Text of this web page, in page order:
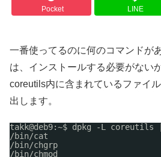
Pocket LINE
一番使ってるのに何のコマンドが
は、インストールする必要がない
coreutils内に含まれているファイ
出します。
takk@deb9:~$ dpkg -L coreutils
/bin/cat
/bin/chgrp
/bin/chmod